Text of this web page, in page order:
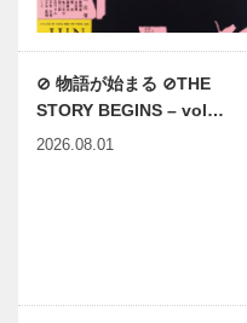
⊘ 物語が始まる ⊘THE
STORY BEGINS – vol…
2026.08.01